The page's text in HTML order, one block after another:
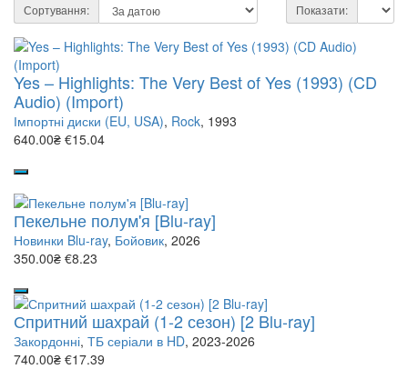
Сортування: Показати:
Yes – Highlights: The Very Best of Yes (1993) (CD
Audio) (Import)
Імпортні диски (EU, USA), Rock, 1993
640.00₴ €15.04
Пекельне полум'я [Blu-ray]
Новинки Blu-ray, Бойовик, 2026
350.00₴ €8.23
Спритний шахрай (1-2 сезон) [2 Blu-ray]
Закордонні, ТБ серіали в HD, 2023-2026
740.00₴ €17.39